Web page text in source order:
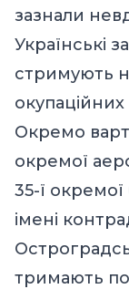
зазнали
Українські
стримують
окупаційних
Окремо
окремої
35-ї
імені
тримають